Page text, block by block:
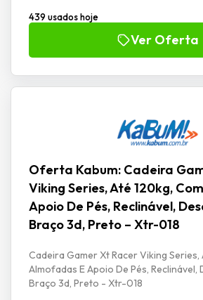
439 usados hoje
Ver Oferta
Oferta Kabum: Cadeira
Viking Series, Até 120kg,
Apoio De Pés, Reclinável,
Braço 3d, Preto – Xtr-018
Cadeira Gamer Xt Racer Viking Series,
Almofadas E Apoio De Pés, Reclinável,
Braço 3d, Preto - Xtr-018